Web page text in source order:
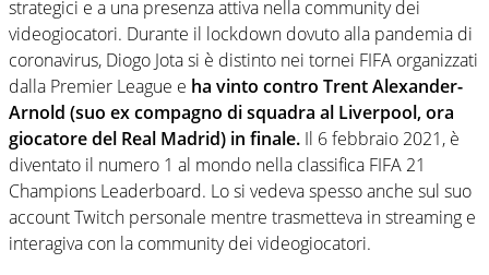
strategici e a una presenza attiva nella community dei
videogiocatori. Durante il lockdown dovuto alla pandemia di
coronavirus, Diogo Jota si è distinto nei tornei FIFA organizzati
dalla Premier League e ha vinto contro Trent Alexander-
Arnold (suo ex compagno di squadra al Liverpool, ora
giocatore del Real Madrid) in finale. Il 6 febbraio 2021, è
diventato il numero 1 al mondo nella classifica FIFA 21
Champions Leaderboard. Lo si vedeva spesso anche sul suo
account Twitch personale mentre trasmetteva in streaming e
interagiva con la community dei videogiocatori.